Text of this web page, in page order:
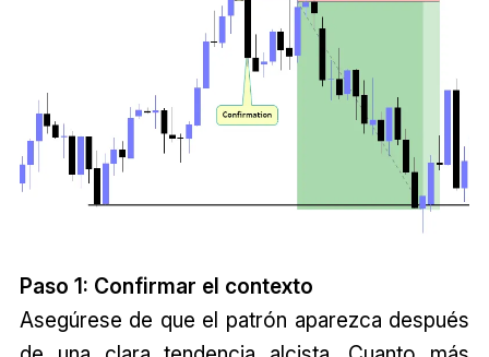
Paso 1: Confirmar el contexto
Asegúrese de que el patrón aparezca después